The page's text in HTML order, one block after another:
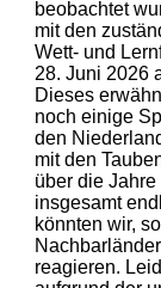
beobachtet
mit den
Wett- und
28. Juni 2026
Dieses
noch einige
den
mit den
über die
insgesamt
könnten wir,
reagieren.